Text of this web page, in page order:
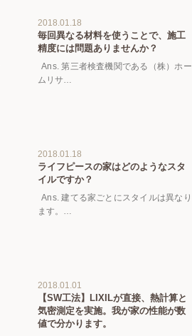
2018.01.18
毎回異なる材料を使うことで、施工
精度には問題ありませんか？
Ans. 第三者検査機関である（株）ホー
ムリサ…
2018.01.18
ライフピースの家はどのようなスタ
イルですか？
Ans. 建てる家ごとにスタイルは異なり
ます。…
2018.01.01
【SW工法】LIXILが直接、熱計算と
気密測定を実施。我が家の性能が数
値で分かります。